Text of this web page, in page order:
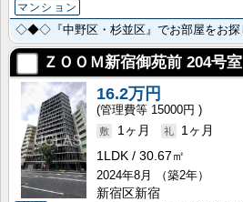
マンション
ＺＯＯＭ新宿御苑前 204号室
16.2万円
15000円
1ヶ月
1ヶ月
1LDK
30.67㎡
2024年8月
（築2年）
新宿区新宿